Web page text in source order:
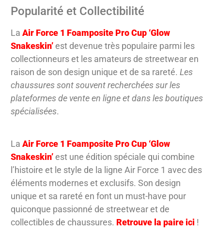
Popularité et Collectibilité
LaAir Force 1 Foamposite Pro Cup ‘Glow
Snakeskin’ est devenue très populaire parmi les
collectionneurs et les amateurs de streetwear en
raison de son design unique et de sa rareté.Les
chaussures sont souvent recherchées sur les
plateformes de vente en ligne et dans les boutiques
spécialisées.
LaAir Force 1 Foamposite Pro Cup ‘Glow
Snakeskin’ est une édition spéciale qui combine
l’histoire et le style de la ligne Air Force 1 avec des
éléments modernes et exclusifs. Son design
unique et sa rareté en font un must-have pour
quiconque passionné de streetwear et de
collectibles de chaussures. Retrouve la paire ici !